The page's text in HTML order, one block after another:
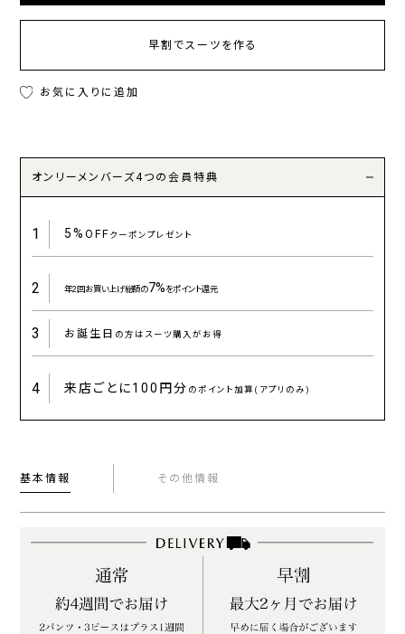
早割でスーツを作る
お気に入りに追加
オンリーメンバーズ4つの会員特典
1 5%OFFクーポンプレゼント
2 年2回お買い上げ総額の7%をポイント還元
3 お誕生日 の方はスーツ購入がお得
4 来店ごとに100円分 のポイント加算(アプリのみ)
基本情報 その他情報